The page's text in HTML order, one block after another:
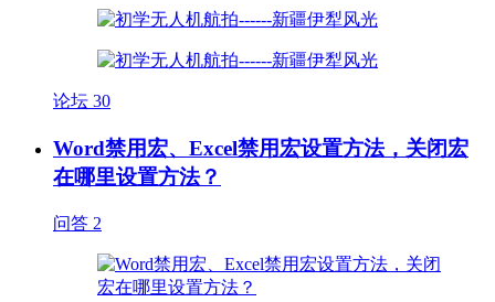
论坛 30
Word禁用宏、Excel禁用宏设置方法，关闭宏
在哪里设置方法？
问答 2